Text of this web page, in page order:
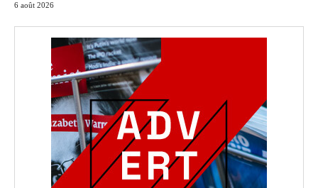
6 août 2026